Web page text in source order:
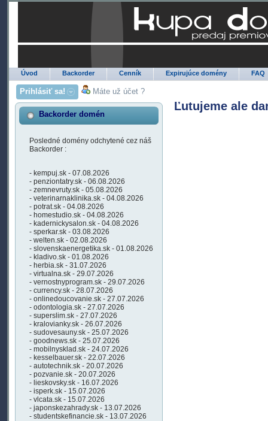
Úvod Backorder Cenník Expirujúce domény FAQ
Prihlásiť sa! Máte už účet ?
Backorder domén
Posledné domény odchytené cez náš
Backorder :
- kempuj.sk - 07.08.2026
- penziontatry.sk - 06.08.2026
- zemnevruty.sk - 05.08.2026
- veterinarnaklinika.sk - 04.08.2026
- potrat.sk - 04.08.2026
- homestudio.sk - 04.08.2026
- kadernickysalon.sk - 04.08.2026
- sperkar.sk - 03.08.2026
- welten.sk - 02.08.2026
- slovenskaenergetika.sk - 01.08.2026
- kladivo.sk - 01.08.2026
- herbia.sk - 31.07.2026
- virtualna.sk - 29.07.2026
- vernostnyprogram.sk - 29.07.2026
- currency.sk - 28.07.2026
- onlinedoucovanie.sk - 27.07.2026
- odontologia.sk - 27.07.2026
- superslim.sk - 27.07.2026
- kralovianky.sk - 26.07.2026
- sudovesauny.sk - 25.07.2026
- goodnews.sk - 25.07.2026
- mobilnysklad.sk - 24.07.2026
- kesselbauer.sk - 22.07.2026
- autotechnik.sk - 20.07.2026
- pozvanie.sk - 20.07.2026
- lieskovsky.sk - 16.07.2026
- isperk.sk - 15.07.2026
- vlcata.sk - 15.07.2026
- japonskezahrady.sk - 13.07.2026
- studentskefinancie.sk - 13.07.2026
Ľutujeme ale